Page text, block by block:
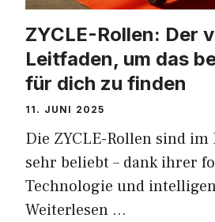
ZYCLE-Rollen: Der
Leitfaden, um das
für dich zu finden
11. JUNI 2025
Die ZYCLE-Rollen sind
sehr beliebt – dank ihrer
Technologie und
Weiterlesen …